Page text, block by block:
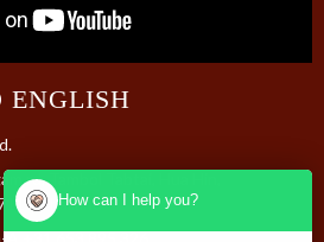
ENGLISH
rd, Tambol Tabtai, Hua Hin,
Thailand
+31 653 895 326
How can I help you?